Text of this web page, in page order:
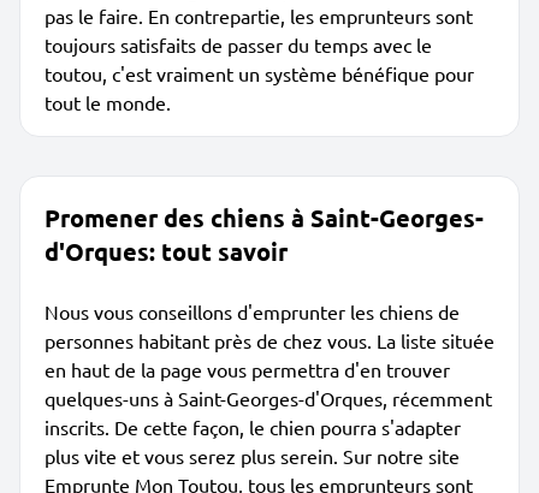
pas le faire. En contrepartie, les emprunteurs sont
toujours satisfaits de passer du temps avec le
toutou, c'est vraiment un système bénéfique pour
tout le monde.
Promener des chiens à Saint-Georges-
d'Orques: tout savoir
Nous vous conseillons d'emprunter les chiens de
personnes habitant près de chez vous. La liste située
en haut de la page vous permettra d'en trouver
quelques-uns à Saint-Georges-d'Orques, récemment
inscrits. De cette façon, le chien pourra s'adapter
plus vite et vous serez plus serein. Sur notre site
Emprunte Mon Toutou, tous les emprunteurs sont